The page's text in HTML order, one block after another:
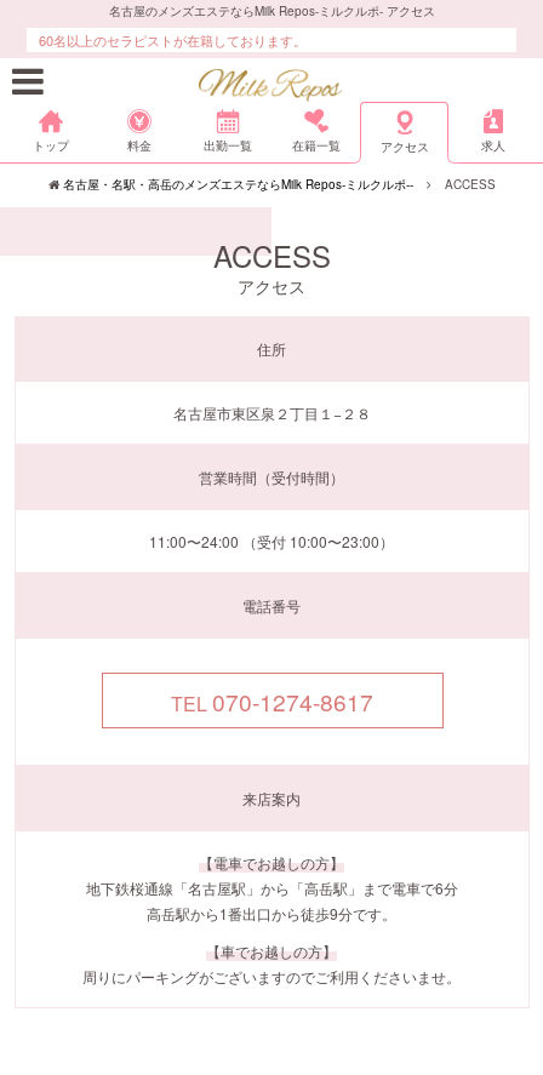
名古屋のメンズエステならMilk Repos-ミルクルポ- アクセス
60名以上のセラピストが在籍しております。
トップ 料金 出勤一覧 在籍一覧 アクセス 求人
名古屋・名駅・高岳のメンズエステならMilk Repos-ミルクルポ-- ACCESS
ACCESS
アクセス
住所
名古屋市東区泉２丁目１−２８
営業時間（受付時間）
11:00〜24:00 （受付 10:00〜23:00）
電話番号
TEL 070-1274-8617
来店案内
【電車でお越しの方】
地下鉄桜通線「名古屋駅」から「高岳駅」まで電車で6分
高岳駅から1番出口から徒歩9分です。
【車でお越しの方】
周りにパーキングがございますのでご利用くださいませ。